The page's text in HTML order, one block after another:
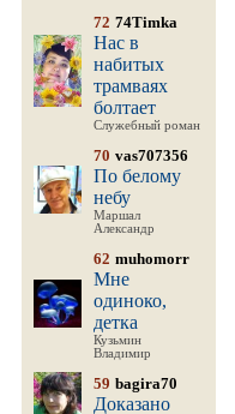
72 74Timka
Нас в
набитых
трамваях
болтает
Служебный роман
70 vas707356
По белому
небу
Маршал
Александр
62 muhomorr
Мне
одиноко,
детка
Кузьмин
Владимир
59 bagira70
Доказано